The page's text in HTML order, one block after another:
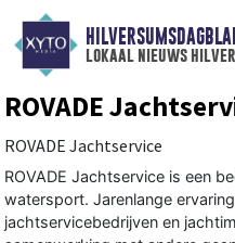
lokaal nieuws
ROVADE
ROVADE Jachtservice
ROVADE Jachtservice is een
watersport. Jarenlange
jachtservicebedrijven en